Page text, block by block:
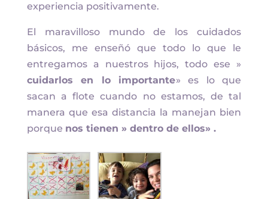
experiencia positivamente.
El maravilloso mundo de los cuidados
básicos, me enseñó que todo lo que le
entregamos a nuestros hijos, todo ese »
cuidarlos en lo importante» es lo que
sacan a flote cuando no estamos, de tal
manera que esa distancia la manejan bien
porque nos tienen » dentro de ellos» .